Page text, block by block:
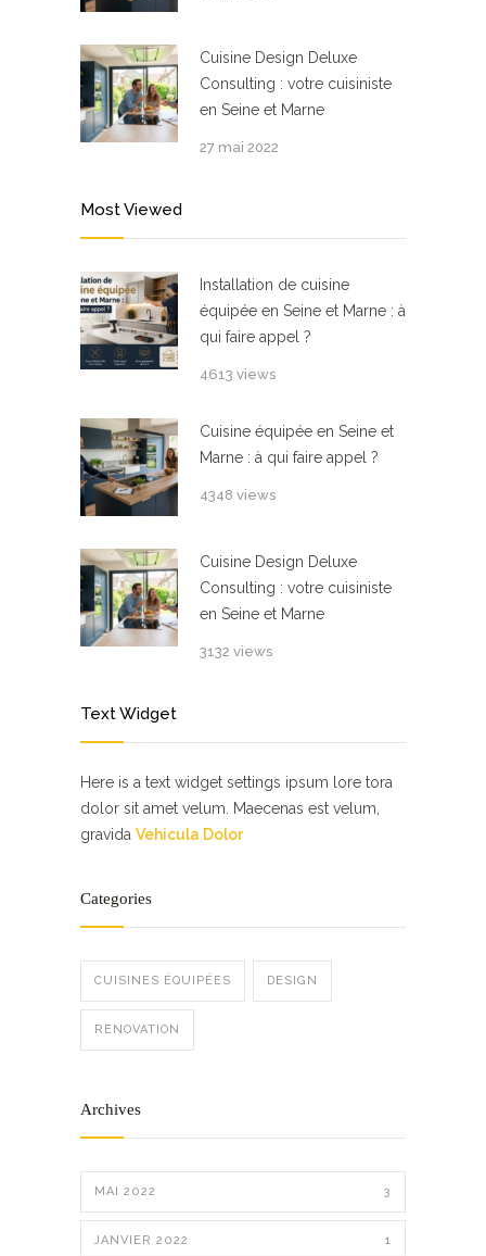
Cuisine Design Deluxe
Consulting : votre cuisiniste
en Seine et Marne
27 mai 2022
Most Viewed
Installation de cuisine
équipée en Seine et Marne : à
qui faire appel ?
4613 views
Cuisine équipée en Seine et
Marne : à qui faire appel ?
4348 views
Cuisine Design Deluxe
Consulting : votre cuisiniste
en Seine et Marne
3132 views
Text Widget
Here is a text widget settings ipsum lore tora
dolor sit amet velum. Maecenas est velum,
gravida Vehicula Dolor
Categories
CUISINES ÉQUIPÉES DESIGN
RENOVATION
Archives
MAI 2022 3
JANVIER 2022 1